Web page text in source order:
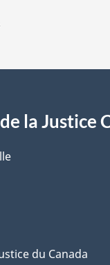
la Justice
du Canada